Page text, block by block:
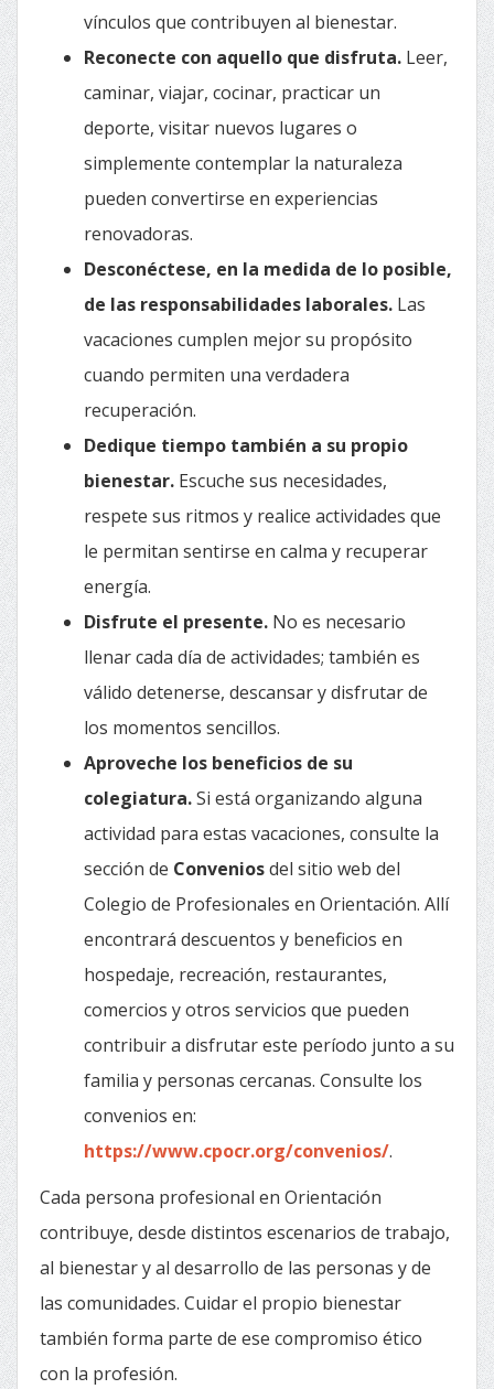
vínculos que contribuyen al bienestar.
Reconecte con aquello que disfruta. Leer,
caminar, viajar, cocinar, practicar un
deporte, visitar nuevos lugares o
simplemente contemplar la naturaleza
pueden convertirse en experiencias
renovadoras.
Desconéctese, en la medida de lo posible,
de las responsabilidades laborales. Las
vacaciones cumplen mejor su propósito
cuando permiten una verdadera
recuperación.
Dedique tiempo también a su propio
bienestar. Escuche sus necesidades,
respete sus ritmos y realice actividades que
le permitan sentirse en calma y recuperar
energía.
Disfrute el presente. No es necesario
llenar cada día de actividades; también es
válido detenerse, descansar y disfrutar de
los momentos sencillos.
Aproveche los beneficios de su
colegiatura.Si está organizando alguna
actividad para estas vacaciones, consulte la
sección de Conveniosdel sitio web del
Colegio de Profesionales en Orientación. Allí
encontrará descuentos y beneficios en
hospedaje, recreación, restaurantes,
comercios y otros servicios que pueden
contribuir a disfrutar este período junto a su
familia y personas cercanas. Consulte los
convenios en:
https://www.cpocr.org/convenios/.
Cada persona profesional en Orientación
contribuye, desde distintos escenarios de trabajo,
al bienestar y al desarrollo de las personas y de
las comunidades. Cuidar el propio bienestar
también forma parte de ese compromiso ético
con la profesión.